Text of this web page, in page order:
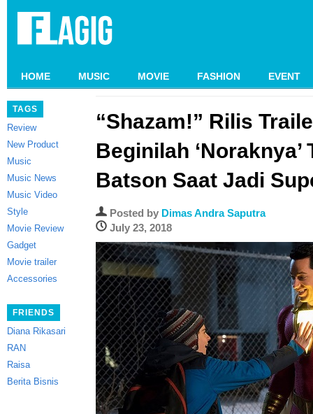
HOME MUSIC MOVIE FASHION EVENT
TAGS
Review
New Product
Music
Music News
Music Video
Style
Movie Review
Gadget
Movie trailer
Accessories
FRIENDS
Diana Rikasari
RAN
Raisa
Berita Bisnis
“Shazam!” Rilis
Beginilah
Batson Saat Jadi
Posted by Dimas Andra Saputra
July 23, 2018